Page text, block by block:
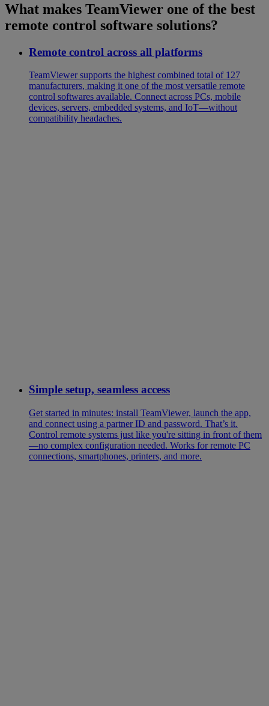
What makes TeamViewer one of the best
remote control software solutions?
Remote control across all platforms
TeamViewer supports the highest combined total of 127
manufacturers, making it one of the most versatile remote
control softwares available. Connect across PCs, mobile
devices, servers, embedded systems, and IoT—without
compatibility headaches.
Simple setup, seamless access
Get started in minutes: install TeamViewer, launch the app,
and connect using a partner ID and password. That’s it.
Control remote systems just like you're sitting in front of them
—no complex configuration needed. Works for remote PC
connections, smartphones, printers, and more.